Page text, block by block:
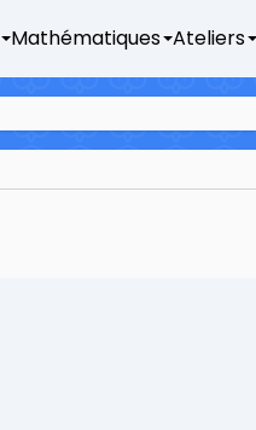
Mathématiques Ateliers